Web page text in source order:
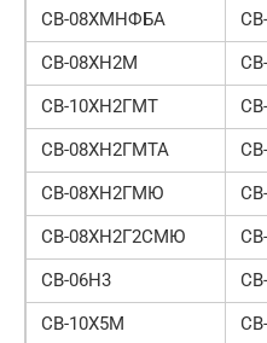
СВ-08ХМНФБА
СВ-08ХН2М
СВ-10ХН2ГМТ
СВ-08ХН2ГМТА
СВ-08ХН2ГМЮ
СВ-08ХН2Г2СМЮ
СВ-06Н3
СВ-10Х5М